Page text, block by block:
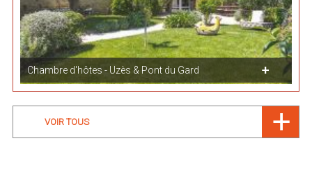
Chambre d'hôtes - Uzès & Pont du Gard
VOIR TOUS